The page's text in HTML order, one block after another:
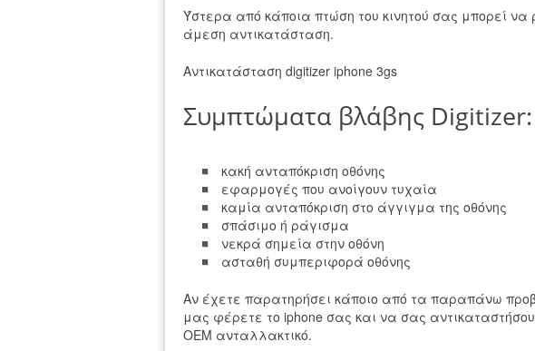
Ύστερα από κάποια πτώση του κινητού σας μπορεί να
άμεση αντικατάσταση.
Αντικατάσταση digitizer iphone 3gs
Συμπτώματα βλάβης Digitizer:
κακή ανταπόκριση οθόνης
εφαρμογές που ανοίγουν τυχαία
καμία ανταπόκριση στο άγγιγμα της οθόνης
σπάσιμο ή ράγισμα
νεκρά σημεία στην οθόνη
ασταθή συμπεριφορά οθόνης
Αν έχετε παρατηρήσει κάποιο από τα παραπάνω
μας φέρετε το iphone σας και να σας
OEM ανταλλακτικό.